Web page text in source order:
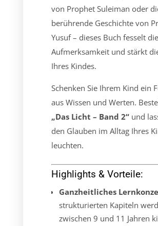
von Prophet Suleiman oder
berührende Geschichte von
Yusuf – dieses Buch fesselt die
Aufmerksamkeit und stärkt
Ihres Kindes.
Schenken Sie Ihrem Kind ein
aus Wissen und Werten.
„Das Licht – Band 2“und
den Glauben im Alltag Ihres
leuchten.
Highlights & Vorteile:
Ganzheitliches
strukturierten Kapiteln
zwischen 9 und 11 Jahren